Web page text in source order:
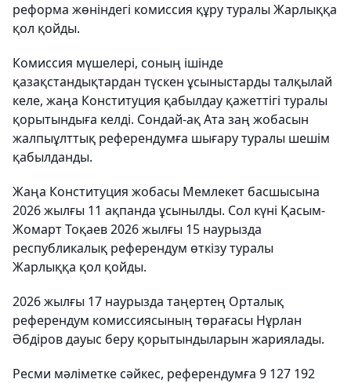
реформа жөніндегі комиссия құру туралы Жарлыққа
қол қойды.
Комиссия мүшелері, соның ішінде
қазақстандықтардан түскен ұсыныстарды талқылай
келе, жаңа Конституция қабылдау қажеттігі туралы
қорытындыға келді. Сондай-ақ Ата заң жобасын
жалпыұлттық референдумға шығару туралы шешім
қабылданды.
Жаңа Конституция жобасы Мемлекет басшысына
2026 жылғы 11 ақпанда ұсынылды. Сол күні Қасым-
Жомарт Тоқаев 2026 жылғы 15 наурызда
республикалық референдум өткізу туралы
Жарлыққа қол қойды.
2026 жылғы 17 наурызда таңертең Орталық
референдум комиссиясының төрағасы Нұрлан
Әбдіров дауыс беру қорытындыларын жариялады.
Ресми мәліметке сәйкес, референдумға 9 127 192